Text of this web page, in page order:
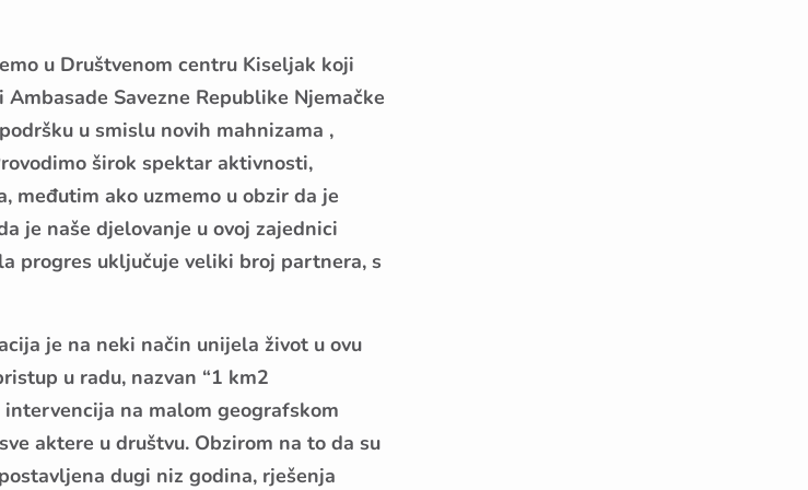
u Društvenom centru Kiseljak koji
Savezne Republike Njemačke
u smislu novih mahnizama ,
širok spektar aktivnosti,
međutim ako uzmemo u obzir da je
je naše djelovanje u ovoj zajednici
progres uključuje veliki broj partnera, s
je na neki način unijela život u ovu
u radu, nazvan “1 km2
na malom geografskom
aktere u društvu. Obzirom na to da su
dugi niz godina, rješenja